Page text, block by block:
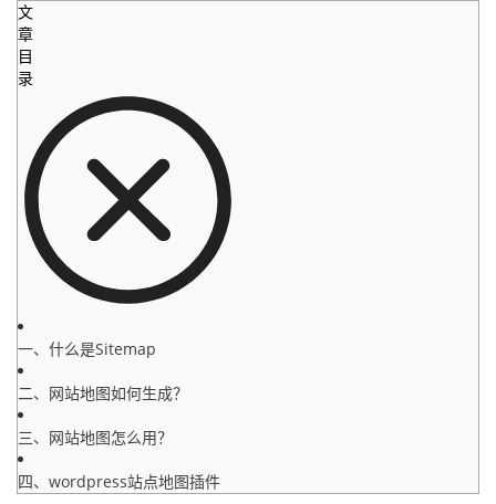
文
章
目
录
一、什么是Sitemap
二、网站地图如何生成？
三、网站地图怎么用？
四、wordpress站点地图插件